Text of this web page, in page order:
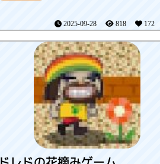
2025-09-28 818 172